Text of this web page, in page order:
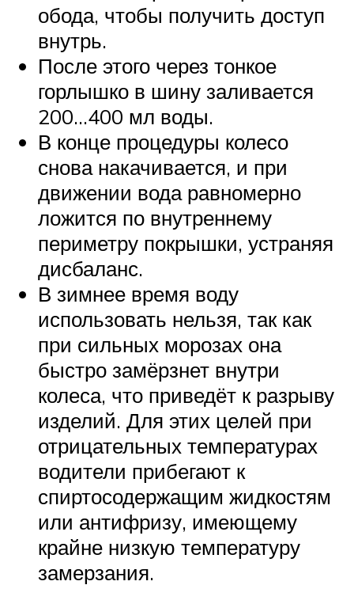
обода, чтобы получить доступ
внутрь.
После этого через тонкое
горлышко в шину заливается
200…400 мл воды.
В конце процедуры колесо
снова накачивается, и при
движении вода равномерно
ложится по внутреннему
периметру покрышки, устраняя
дисбаланс.
В зимнее время воду
использовать нельзя, так как
при сильных морозах она
быстро замёрзнет внутри
колеса, что приведёт к разрыву
изделий. Для этих целей при
отрицательных температурах
водители прибегают к
спиртосодержащим жидкостям
или антифризу, имеющему
крайне низкую температуру
замерзания.